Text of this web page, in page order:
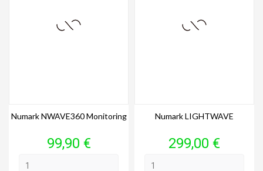
Numark NWAVE360 Monitoring
Prix
99,90 €
Numark LIGHTWAVE
Prix
299,00 €